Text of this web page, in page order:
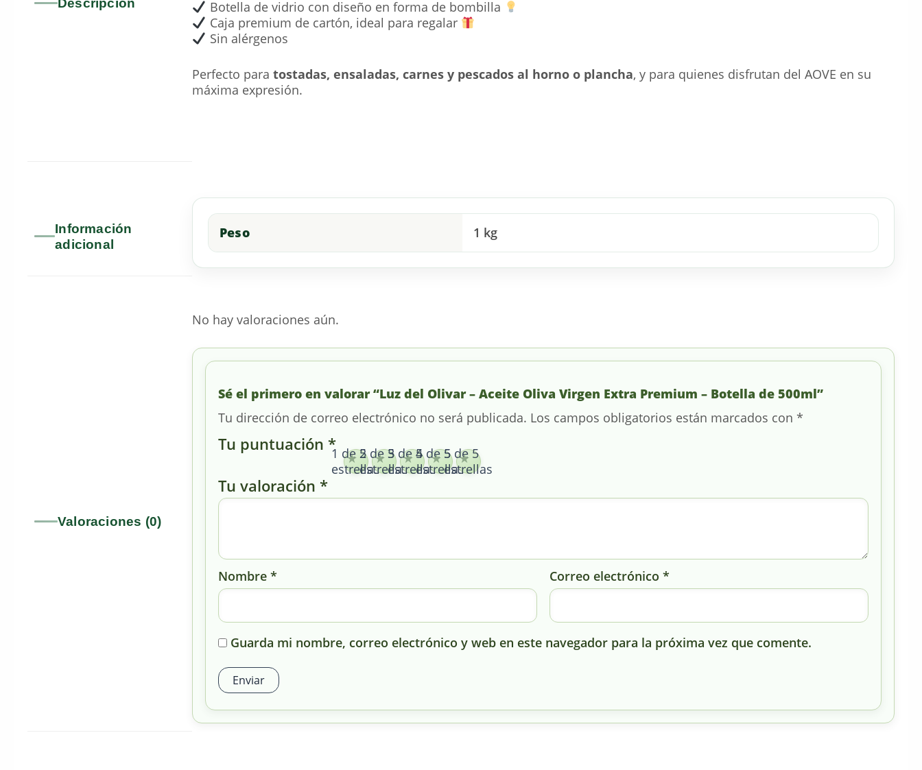
Descripción
Botella de vidrio con diseño en forma de bombilla
Caja premium de cartón, ideal para regalar
Sin alérgenos
Perfecto para tostadas, ensaladas, carnes y pescados al horno o plancha, y para quienes disfrutan del AOVE en su
máxima expresión.
Información
adicional
Peso 1 kg
Valoraciones (0)
No hay valoraciones aún.
Sé el primero en valorar “Luz del Olivar – Aceite Oliva Virgen Extra Premium – Botella de 500ml”
Tu dirección de correo electrónico no será publicada. Los campos obligatorios están marcados con *
Tu puntuación *1 de 5
estrellas
2 de 5
estrellas
3 de 5
estrellas
4 de 5
estrellas
5 de 5
estrellas
Tu valoración *
Nombre * Correo electrónico*
Guarda mi nombre, correo electrónico y web en este navegador para la próxima vez que comente.